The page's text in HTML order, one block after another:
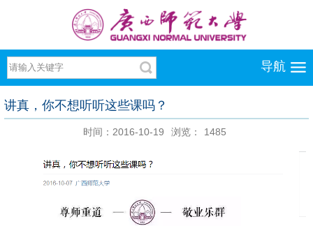
导航
讲真，你不想听听这些课吗？
时间：2016-10-19 浏览： 1485